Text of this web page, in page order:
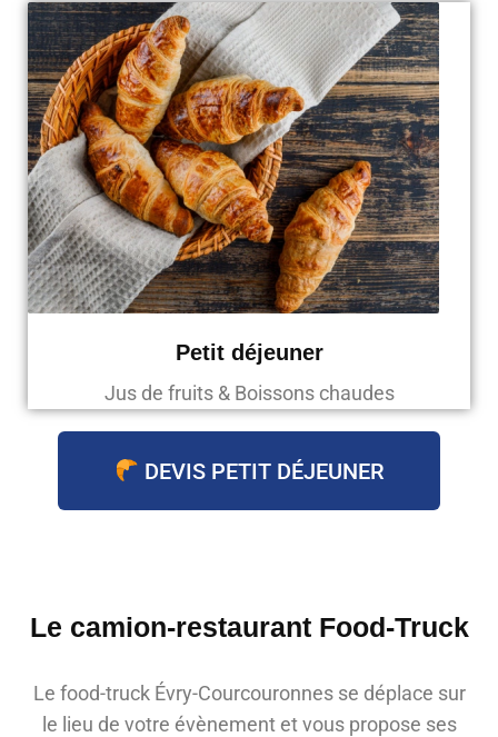
Petit déjeuner
Jus de fruits & Boissons chaudes
DEVIS PETIT DÉJEUNER
Le camion-restaurant Food-Truck
Le food-truck Évry-Courcouronnes se déplace sur
le lieu de votre évènement et vous propose ses